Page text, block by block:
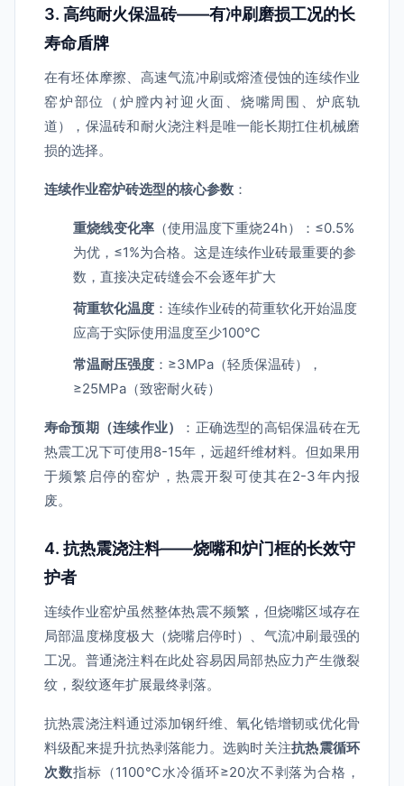
3. 高纯耐火保温砖——有冲刷磨损工况的长
寿命盾牌
在有坯体摩擦、高速气流冲刷或熔渣侵蚀的连续作业
窑炉部位（炉膛内衬迎火面、烧嘴周围、炉底轨
道），保温砖和耐火浇注料是唯一能长期扛住机械磨
损的选择。
连续作业窑炉砖选型的核心参数 ：
重烧线变化率 （使用温度下重烧24h）：≤0.5%
为优，≤1%为合格。这是连续作业砖最重要的参
数，直接决定砖缝会不会逐年扩大
荷重软化温度 ：连续作业砖的荷重软化开始温度
应高于实际使用温度至少100℃
常温耐压强度 ：≥3MPa（轻质保温砖），
≥25MPa（致密耐火砖）
寿命预期（连续作业）
：正确选型的高铝保温砖在无
热震工况下可使用8-15年，远超纤维材料。但如果用
于频繁启停的窑炉，热震开裂可使其在2-3年内报
废。
4. 抗热震浇注料——烧嘴和炉门框的长效守
护者
连续作业窑炉虽然整体热震不频繁，但烧嘴区域存在
局部温度梯度极大（烧嘴启停时）、气流冲刷最强的
工况。普通浇注料在此处容易因局部热应力产生微裂
纹，裂纹逐年扩展最终剥落。
抗热震浇注料通过添加钢纤维、氧化锆增韧或优化骨
料级配来提升抗热剥落能力。选购时关注抗热震循环
次数指标（1100℃水冷循环≥20次不剥落为合格，